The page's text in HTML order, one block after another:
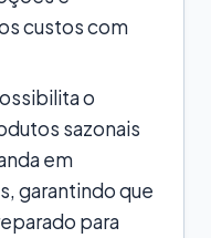
custos com
o
sazonais
em
garantindo que
para